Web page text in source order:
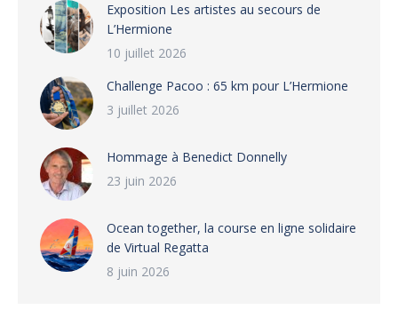
Exposition Les artistes au secours de
L’Hermione
10 juillet 2026
Challenge Pacoo : 65 km pour L’Hermione
3 juillet 2026
Hommage à Benedict Donnelly
23 juin 2026
Ocean together, la course en ligne solidaire
de Virtual Regatta
8 juin 2026